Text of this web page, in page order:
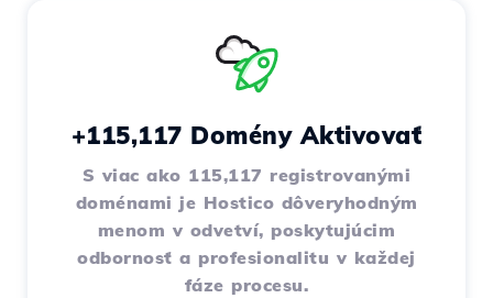
+115,117 Domény Aktivovať
S viac ako 115,117 registrovanými
doménami je Hostico dôveryhodným
menom v odvetví, poskytujúcim
odbornosť a profesionalitu v každej
fáze procesu.